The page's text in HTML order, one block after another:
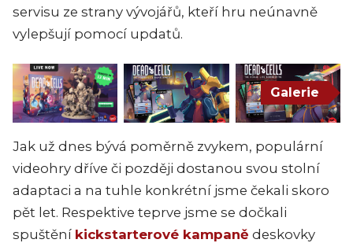
servisu ze strany vývojářů, kteří hru neúnavně
vylepšují pomocí updatů.
Galerie
Jak už dnes bývá poměrně zvykem, populární
videohry dříve či později dostanou svou stolní
adaptaci a na tuhle konkrétní jsme čekali skoro
pět let. Respektive teprve jsme se dočkali
spuštění kickstarterové kampaně deskovky